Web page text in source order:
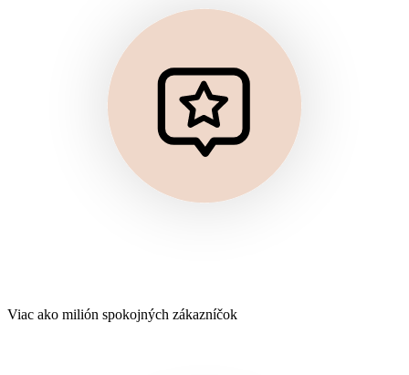
Viac ako milión spokojných zákazníčok